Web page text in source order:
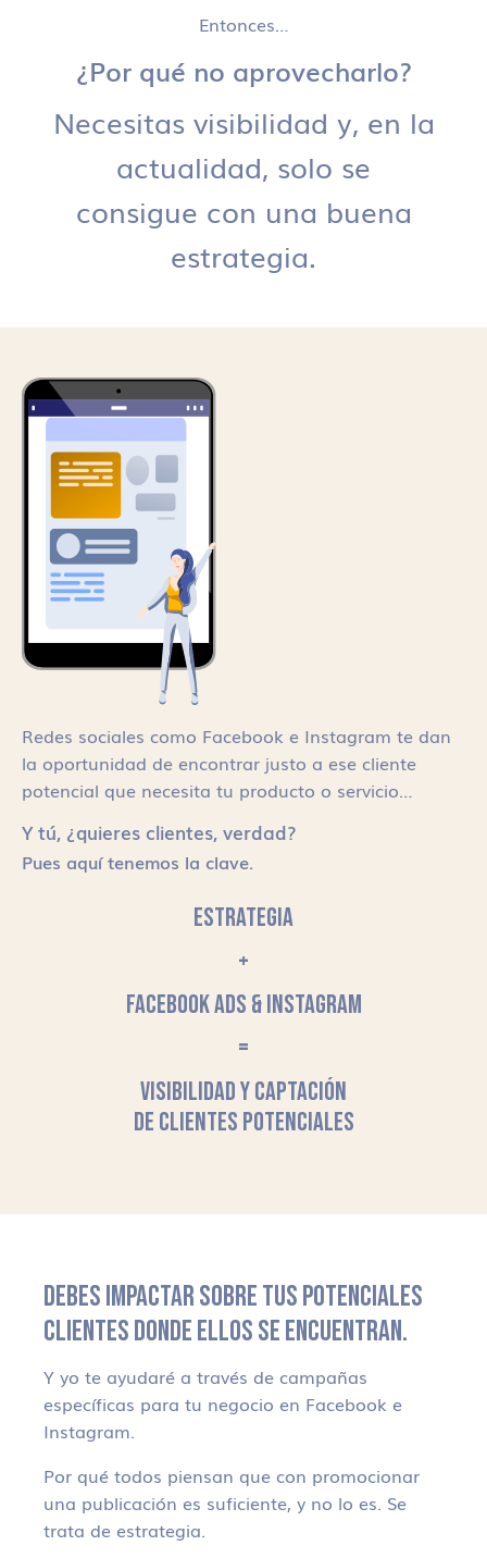
Entonces…
¿Por qué no aprovecharlo?
Necesitas visibilidad y, en la
actualidad, solo se
consigue con una buena
estrategia.
Redes sociales como Facebook e Instagram te dan
la oportunidad de encontrar justo a ese cliente
potencial que necesita tu producto o servicio…
Y tú, ¿quieres clientes, verdad?
Pues aquí tenemos la clave.
ESTRATEGIA
+
FACEBOOK ADS & INSTAGRAM
=
VISIBILIDAD Y CAPTACIÓN
DE CLIENTES POTENCIALES
DEBES IMPACTAR SOBRE TUS POTENCIALES
CLIENTES DONDE ELLOS SE ENCUENTRAN.
Y yo te ayudaré a través de campañas
específicas para tu negocio en Facebook e
Instagram.
Por qué todos piensan que con promocionar
una publicación es suficiente, y no lo es. Se
trata de estrategia.